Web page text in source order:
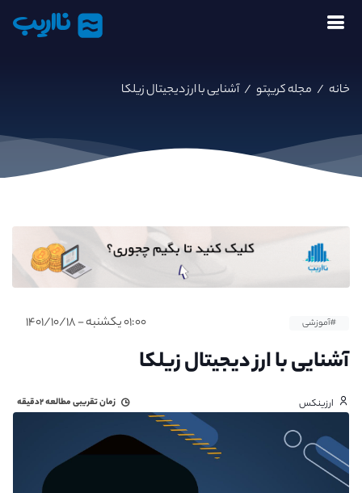
نااریب
خانه / مجله کریپتو /آشنایی با ارز دیجیتال زیلکا
#آموزشی ۰۱:۰۰ یکشنبه - ۱۴۰۱/۱۰/۱۸
آشنایی با ارز دیجیتال زیلکا
ارزینکس زمان تقریبی مطالعه۲دقیقه